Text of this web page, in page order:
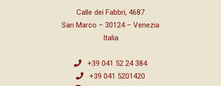
Calle dei Fabbri, 4687
San Marco – 30124 – Venezia
Italia
+39 041 52 24 384
+39 041 5201420